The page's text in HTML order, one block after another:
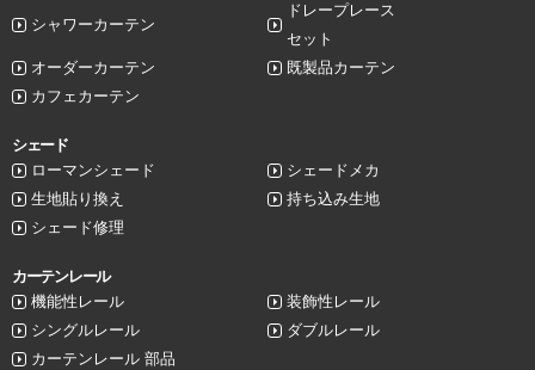
シャワーカーテン
ドレープレース
セット
オーダーカーテン
既製品カーテン
カフェカーテン
シェード
ローマンシェード
シェードメカ
生地貼り換え
持ち込み生地
シェード修理
カーテンレール
機能性レール
装飾性レール
シングルレール
ダブルレール
カーテンレール 部品